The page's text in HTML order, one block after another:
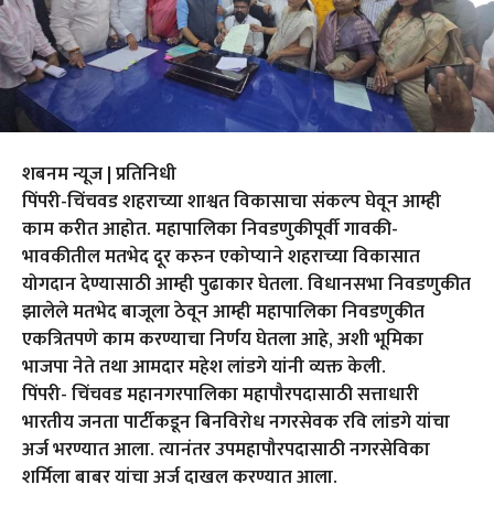
शबनम न्यूज | प्रतिनिधी
पिंपरी-चिंचवड शहराच्या शाश्वत विकासाचा संकल्प घेवून आम्ही
काम करीत आहोत. महापालिका निवडणुकीपूर्वी गावकी-
भावकीतील मतभेद दूर करुन एकोप्याने शहराच्या विकासात
योगदान देण्यासाठी आम्ही पुढाकार घेतला. विधानसभा निवडणुकीत
झालेले मतभेद बाजूला ठेवून आम्ही महापालिका निवडणुकीत
एकत्रितपणे काम करण्याचा निर्णय घेतला आहे, अशी भूमिका
भाजपा नेते तथा आमदार महेश लांडगे यांनी व्यक्त केली.
पिंपरी- चिंचवड महानगरपालिका महापौरपदासाठी सत्ताधारी
भारतीय जनता पार्टीकडून बिनविरोध नगरसेवक रवि लांडगे यांचा
अर्ज भरण्यात आला. त्यानंतर उपमहापौरपदासाठी नगरसेविका
शर्मिला बाबर यांचा अर्ज दाखल करण्यात आला.